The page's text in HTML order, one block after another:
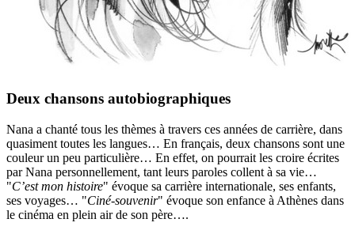
Deux chansons autobiographiques
Nana a chanté tous les thèmes à travers ces années de carrière, dans
quasiment toutes les langues… En français, deux chansons sont une
couleur un peu particulière… En effet, on pourrait les croire écrites
par Nana personnellement, tant leurs paroles collent à sa vie…
"C’est mon histoire" évoque sa carrière internationale, ses enfants,
ses voyages… "Ciné-souvenir" évoque son enfance à Athènes dans
le cinéma en plein air de son père….